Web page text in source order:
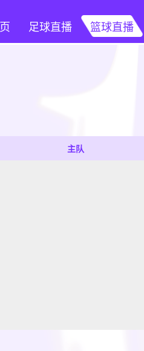
足球直播 篮球直播
主队